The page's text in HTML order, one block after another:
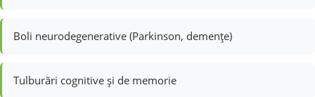
Boli neurodegenerative (Parkinson, demențe)
Tulburări cognitive și de memorie